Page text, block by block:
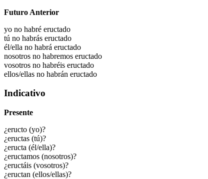
Futuro Anterior
yo no habré eructado
tú no habrás eructado
él/ella no habrá eructado
nosotros no habremos eructado
vosotros no habréis eructado
ellos/ellas no habrán eructado
Indicativo
Presente
¿eructo (yo)?
¿eructas (tú)?
¿eructa (él/ella)?
¿eructamos (nosotros)?
¿eructáis (vosotros)?
¿eructan (ellos/ellas)?